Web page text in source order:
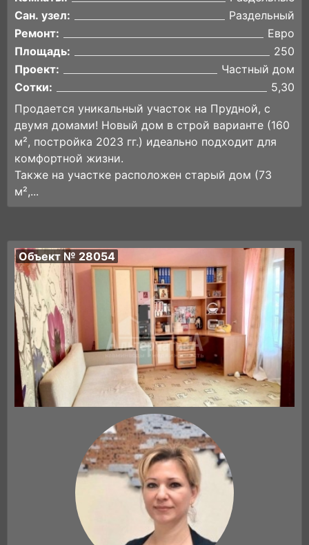
Сан. узел:
Раздельный
Ремонт:
Евро
Площадь:
250
Проект:
Частный дом
Сотки:
5,30
Продается уникальный участок на Прудной, с
двумя домами! Новый дом в строй варианте (160
м², постройка 2023 гг.) идеально подходит для
комфортной жизни.
Также на участке расположен старый дом (73
м²,...
Объект № 28054